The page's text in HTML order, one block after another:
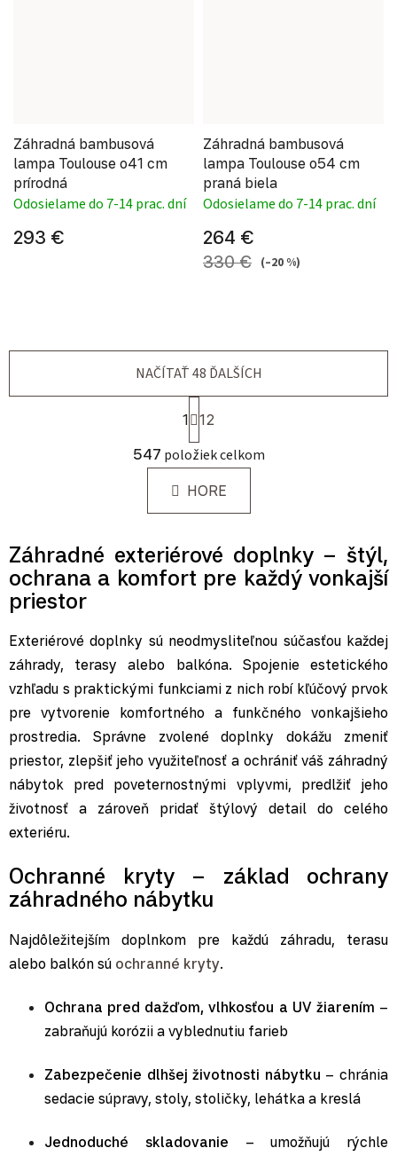
Záhradná bambusová
lampa Toulouse o41 cm
prírodná
Odosielame do 7-14 prac. dní
293 €
Záhradná bambusová
lampa Toulouse o54 cm
praná biela
Odosielame do 7-14 prac. dní
264 €
330 € (–20 %)
Ovládacie prvky výpisu
NAČÍTAŤ 48 ĎALŠÍCH
Stránkovanie
1
12
547 položiek celkom
HORE
Záhradné exteriérové doplnky – štýl,
ochrana a komfort pre každý vonkajší
priestor
Exteriérové doplnky sú neodmysliteľnou súčasťou každej
záhrady, terasy alebo balkóna. Spojenie estetického
vzhľadu s praktickými funkciami z nich robí kľúčový prvok
pre vytvorenie komfortného a funkčného vonkajšieho
prostredia. Správne zvolené doplnky dokážu zmeniť
priestor, zlepšiť jeho využiteľnosť a ochrániť váš záhradný
nábytok pred poveternostnými vplyvmi, predlžiť jeho
životnosť a zároveň pridať štýlový detail do celého
exteriéru.
Ochranné kryty – základ ochrany
záhradného nábytku
Najdôležitejším doplnkom pre každú záhradu, terasu
alebo balkón sú ochranné kryty.
Ochrana pred dažďom, vlhkosťou a UV žiarením –
zabraňujú korózii a vyblednutiu farieb
Zabezpečenie dlhšej životnosti nábytku – chránia
sedacie súpravy, stoly, stoličky, lehátka a kreslá
Jednoduché skladovanie – umožňujú rýchle